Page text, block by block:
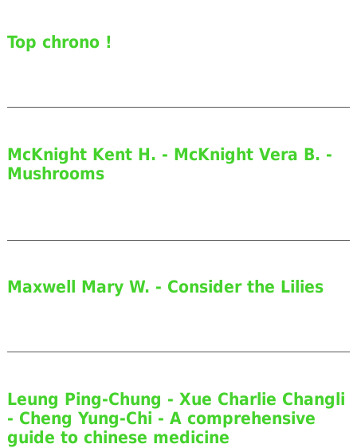
Top chrono !
McKnight Kent H. - McKnight Vera B. -
Mushrooms
Maxwell Mary W. - Consider the Lilies
Leung Ping-Chung - Xue Charlie Changli
- Cheng Yung-Chi - A comprehensive
guide to chinese medicine